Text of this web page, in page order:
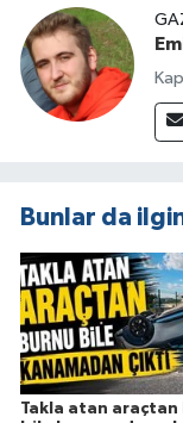
Bunlar da
Takla atan araçtan